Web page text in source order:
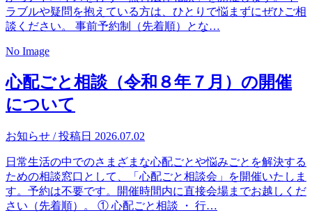
ラブルや疑問を抱えている方は、ひとりで悩まずにぜひご相
談ください。 事前予約制（先着順）とな…
No Image
心配ごと相談（令和８年７月）の開催
について
お知らせ / 投稿日 2026.07.02
日常生活の中でのさまざまな心配ごとや悩みごとを解決する
ための相談窓口として、「心配ごと相談会」を開催いたしま
す。予約は不要です。開催時間内に直接会場までお越しくだ
さい（先着順）。 ① 心配ごと相談 ・ 行…